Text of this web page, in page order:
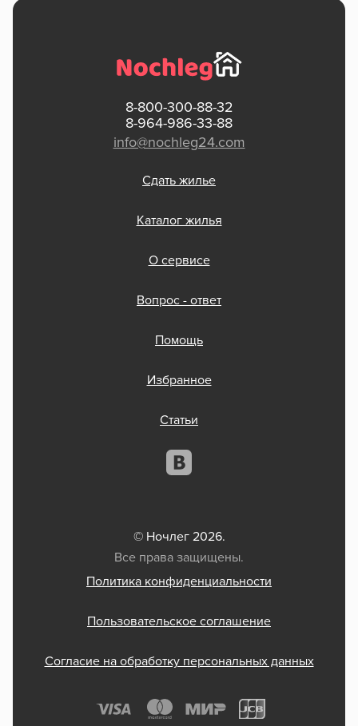
8-800-300-88-32
8-964-986-33-88
info@nochleg24.com
Сдать жилье
Каталог жилья
О сервисе
Вопрос - ответ
Помощь
Избранное
Статьи
© Ночлег 2026.
Все права защищены.
Политика конфиденциальности
Пользовательское соглашение
Согласие на обработку персональных данных